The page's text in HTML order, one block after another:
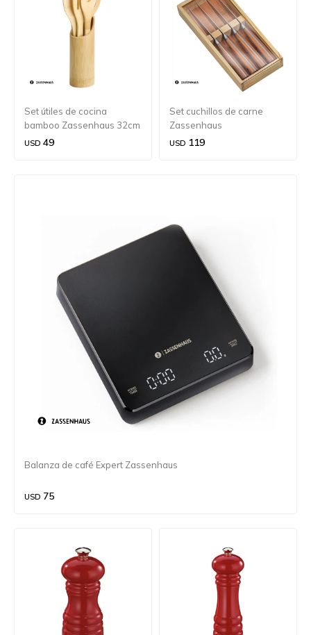
Set útiles de cocina
bamboo Zassenhaus 32cm
USD 49
Set cuchillos de carne
Zassenhaus
USD 119
Balanza de café Expert Zassenhaus
USD 75